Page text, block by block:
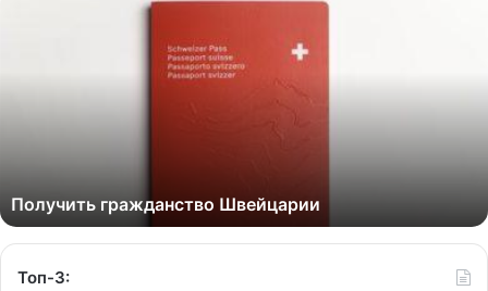
Получить гражданство Швейцарии
Топ-3: